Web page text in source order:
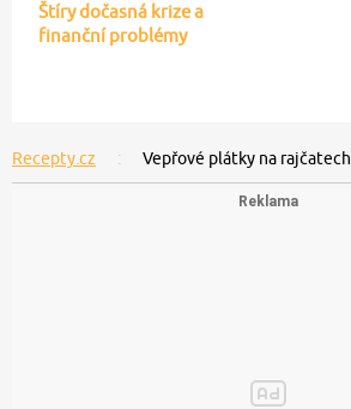
Štíry dočasná krize a
finanční problémy
Recepty.cz Vepřové plátky na rajčatech